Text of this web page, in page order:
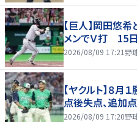
【巨人】岡田悠
メンでＶ打 15
2026/08/09 17:21 野
【ヤクルト】８
点後失点、追加
2026/08/09 17:20野